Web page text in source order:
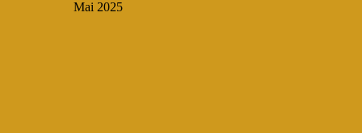
Mai 2025